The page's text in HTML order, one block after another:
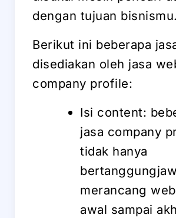
dengan tujuan bisnismu.
Berikut ini beberapa
disediakan oleh jasa
company profile:
Isi content:
jasa company
tidak hanya
merancang
awal sampai